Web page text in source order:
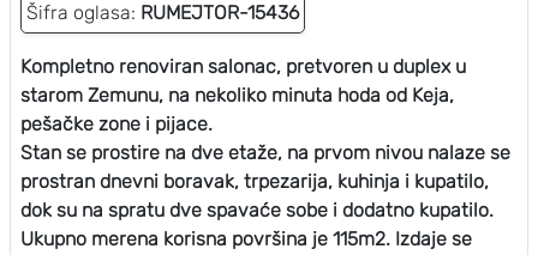
Šifra oglasa: RUMEJTOR-15436
Kompletno renoviran salonac, pretvoren u duplex u
starom Zemunu, na nekoliko minuta hoda od Keja,
pešačke zone i pijace.
Stan se prostire na dve etaže, na prvom nivou nalaze se
prostran dnevni boravak, trpezarija, kuhinja i kupatilo,
dok su na spratu dve spavaće sobe i dodatno kupatilo.
Ukupno merena korisna površina je 115m2. Izdaje se